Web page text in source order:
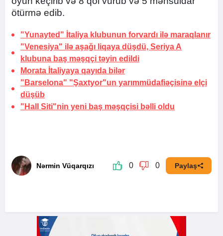
ötürmə edib.
"Yunayted" İtaliya klubunun forvardı ilə maraqlanır
"Venesiya" ilə aşağı liqaya düşdü, Seriya A
klubuna baş məşqçi təyin edildi
Morata İtaliyaya qayıda bilər
"Barselona" "Şaxtyor"un yarımmüdafiəçisinə elçi
düşüb
"Hall Siti"nin yeni baş məşqçisi bəlli oldu
Nərmin Vüqarqızı 0 0 Paylaş